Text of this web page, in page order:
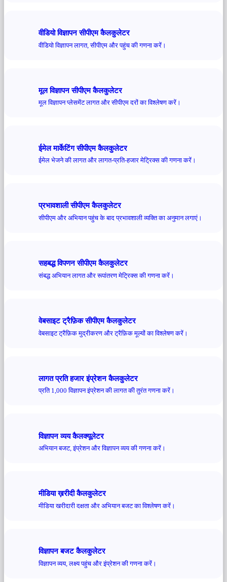
वीडियो विज्ञापन सीपीएम कैलकुलेटर
वीडियो विज्ञापन लागत, सीपीएम और पहुंच की गणना करें।
मूल विज्ञापन सीपीएम कैलकुलेटर
मूल विज्ञापन प्लेसमेंट लागत और सीपीएम दरों का विश्लेषण करें।
ईमेल मार्केटिंग सीपीएम कैलकुलेटर
ईमेल भेजने की लागत और लागत-प्रति-हजार मेट्रिक्स की गणना करें।
प्रभावशाली सीपीएम कैलकुलेटर
सीपीएम और अभियान पहुंच के बाद प्रभावशाली व्यक्ति का अनुमान लगाएं।
सहबद्ध विपणन सीपीएम कैलकुलेटर
संबद्ध अभियान लागत और रूपांतरण मेट्रिक्स की गणना करें।
वेबसाइट ट्रैफ़िक सीपीएम कैलकुलेटर
वेबसाइट ट्रैफ़िक मुद्रीकरण और ट्रैफ़िक मूल्यों का विश्लेषण करें।
लागत प्रति हजार इंप्रेशन कैलकुलेटर
प्रति 1,000 विज्ञापन इंप्रेशन की लागत की तुरंत गणना करें।
विज्ञापन व्यय कैलक्यूलेटर
अभियान बजट, इंप्रेशन और विज्ञापन व्यय की गणना करें।
मीडिया ख़रीदी कैलकुलेटर
मीडिया खरीदारी दक्षता और अभियान बजट का विश्लेषण करें।
विज्ञापन बजट कैलकुलेटर
विज्ञापन व्यय, लक्ष्य पहुंच और इंप्रेशन की गणना करें।